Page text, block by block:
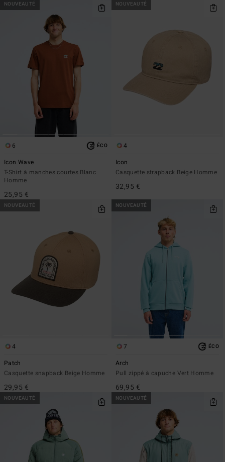
NOUVEAUTÉ
6 ÉCO
Icon Wave
T-Shirt à manches courtes Blanc
Homme
25,95 €
NOUVEAUTÉ
4
Icon
Casquette strapback Beige Homme
32,95 €
NOUVEAUTÉ
4
Patch
Casquette snapback Beige Homme
29,95 €
NOUVEAUTÉ
7 ÉCO
Arch
Pull zippé à capuche Vert Homme
69,95 €
NOUVEAUTÉ NOUVEAUTÉ